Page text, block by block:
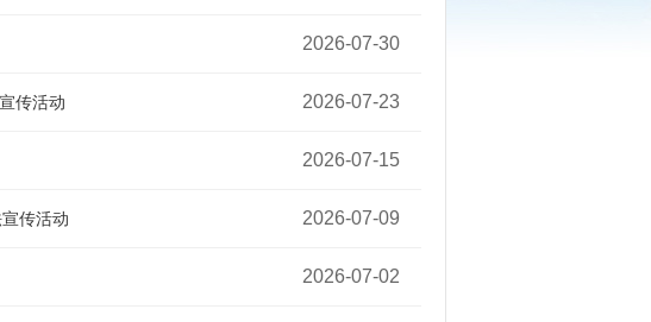
11:12:52
2026-07-30
09:01:48
传活动 2026-07-23
09:56:38
2026-07-15
08:48:05
传活动 2026-07-09
08:59:26
2026-07-02